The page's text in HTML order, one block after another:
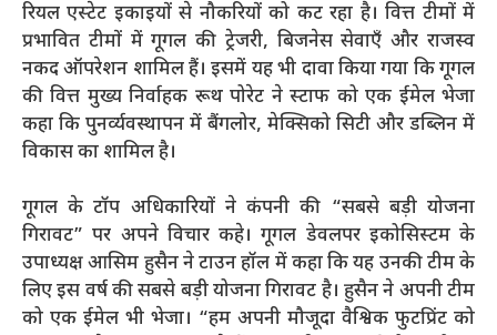
रियल एस्टेट इकाइयों से नौकरियों को कट रहा है। वित्त टीमों में
प्रभावित टीमों में गूगल की ट्रेजरी, बिजनेस सेवाएँ और राजस्व
नकद ऑपरेशन शामिल हैं। इसमें यह भी दावा किया गया कि गूगल
की वित्त मुख्य निर्वाहक रूथ पोरेट ने स्टाफ को एक ईमेल भेजा
कहा कि पुनर्व्यवस्थापन में बैंगलोर, मेक्सिको सिटी और डब्लिन में
विकास का शामिल है।
गूगल के टॉप अधिकारियों ने कंपनी की “सबसे बड़ी योजना
गिरावट” पर अपने विचार कहे। गूगल डेवलपर इकोसिस्टम के
उपाध्यक्ष आसिम हुसैन ने टाउन हॉल में कहा कि यह उनकी टीम के
लिए इस वर्ष की सबसे बड़ी योजना गिरावट है। हुसैन ने अपनी टीम
को एक ईमेल भी भेजा। “हम अपनी मौजूदा वैश्विक फुटप्रिंट को